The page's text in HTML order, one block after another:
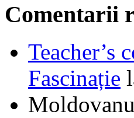
Comentarii
Teacher’s
Fascinație